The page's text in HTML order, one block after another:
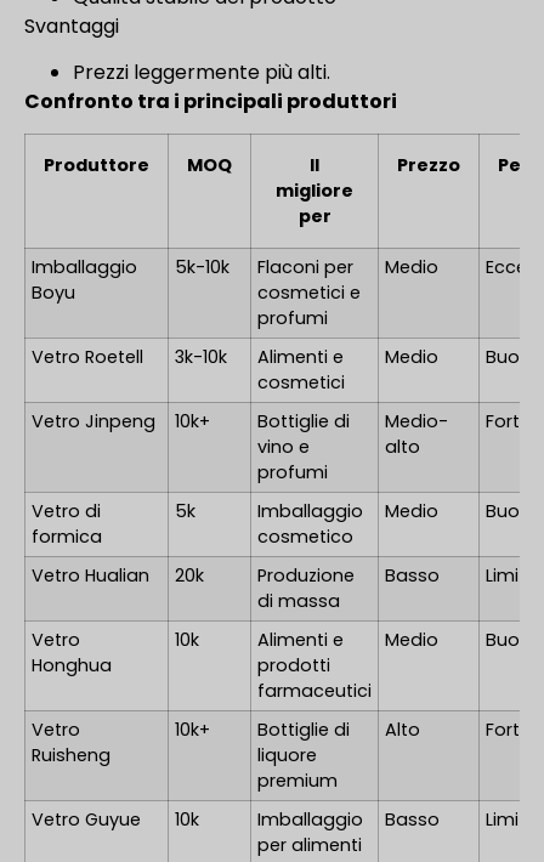
Svantaggi
Prezzi leggermente più alti.
Confronto tra i principali produttori
Produttore MOQ
Il
migliore
per
Prezzo
Imballaggio
Boyu
5k-10k
Flaconi per
cosmetici e
profumi
Medio
Vetro Roetell 3k-10k
Alimenti e
cosmetici
Medio Buono
Vetro Jinpeng 10k+
Bottiglie di
vino e
profumi
Medio-
alto
Forte
Vetro di
formica
5k
Imballaggio
cosmetico
Medio Buono
Vetro Hualian 20k
Produzione
di massa
Basso
Vetro
Honghua
10k
Alimenti e
prodotti
farmaceutici
Medio Buono
Vetro
Ruisheng
10k+
Bottiglie di
liquore
premium
Alto Forte
Vetro Guyue 10k
Imballaggio
per alimenti
Basso